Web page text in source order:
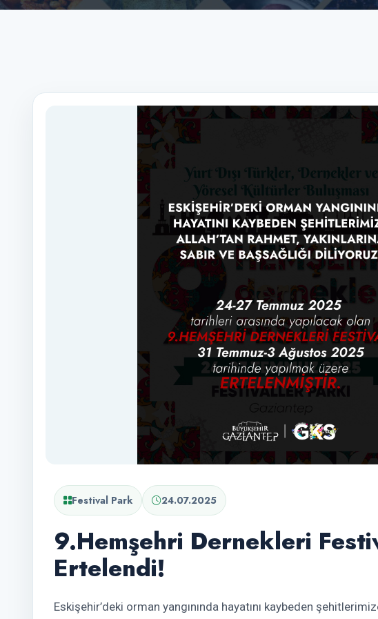
Festival Park 24.07.2025
9.Hemşehri Dernekleri
Ertelendi!
Eskişehir’deki orman yangınında hayatını kaybeden